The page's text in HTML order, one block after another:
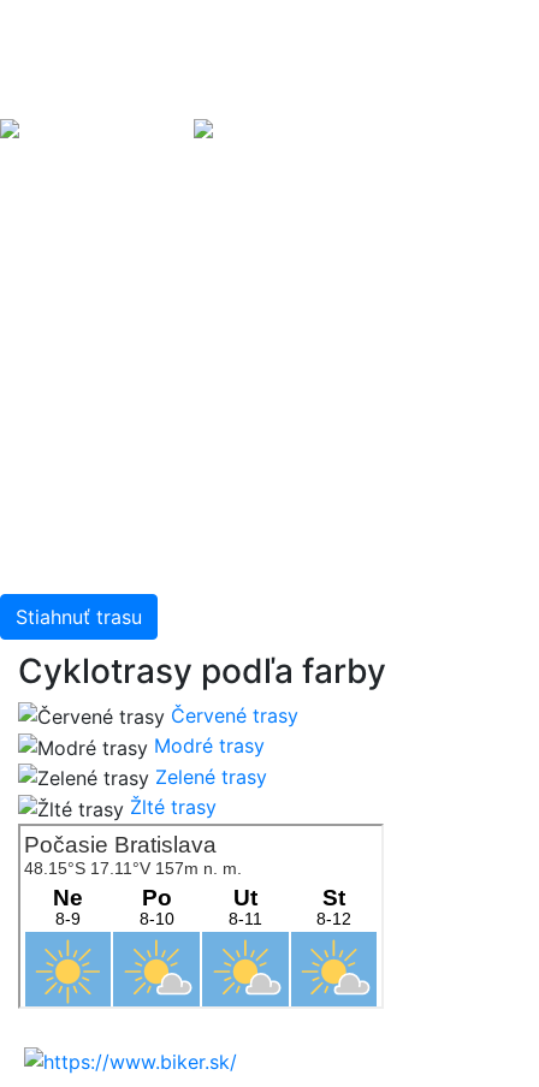
Stiahnuť trasu
Cyklotrasy podľa farby
Červené trasy
Modré trasy
Zelené trasy
Žlté trasy